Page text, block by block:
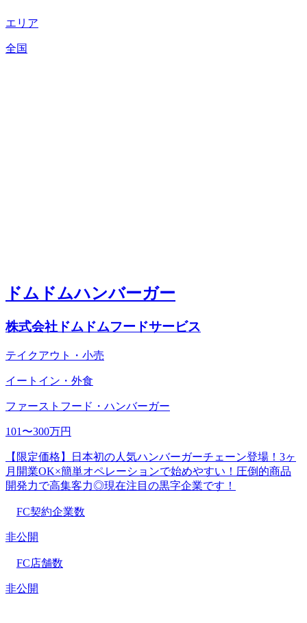
エリア
全国
ドムドムハンバーガー
株式会社ドムドムフードサービス
テイクアウト・小売
イートイン・外食
ファーストフード・ハンバーガー
101〜300万円
【限定価格】日本初の人気ハンバーガーチェーン登場！3ヶ
月開業OK×簡単オペレーションで始めやすい！圧倒的商品
開発力で高集客力◎現在注目の黒字企業です！
FC契約企業数
非公開
FC店舗数
非公開